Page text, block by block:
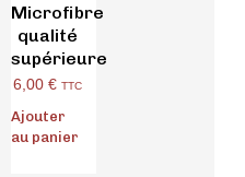
Microfibre
qualité
supérieure
6,00 € TTC
Ajouter
au panier